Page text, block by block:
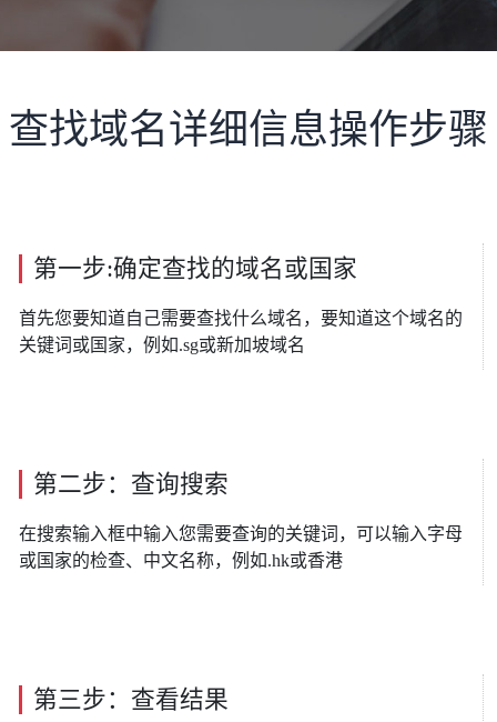
查找域名详细信息操作步骤
第一步:确定查找的域名或国家
首先您要知道自己需要查找什么域名，要知道这个域名的
关键词或国家，例如.sg或新加坡域名
第二步：查询搜索
在搜索输入框中输入您需要查询的关键词，可以输入字母
或国家的检查、中文名称，例如.hk或香港
第三步：查看结果